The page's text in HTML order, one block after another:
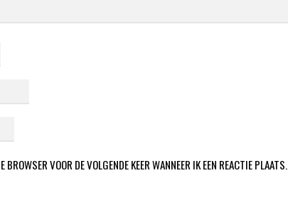
VOOR DE VOLGENDE KEER WANNEER IK EEN REACTIE PLAATS.